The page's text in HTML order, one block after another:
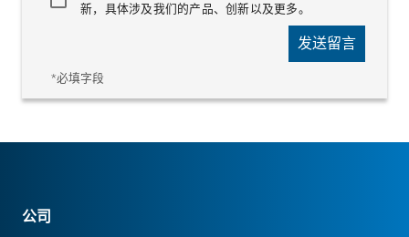
新，具体涉及我们的产品、创新以及更多。
*必填字段
发送留言
公司